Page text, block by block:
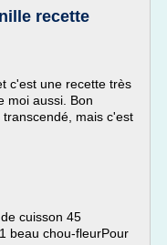
recette
c'est une recette très
moi aussi. Bon
mais c'est
cuisson 45
beau chou-fleurPour